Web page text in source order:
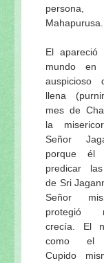
Las
Mahapurusa.
El apareció
mundo
auspicioso
llena
mes de
la
Señor
porque él
predicar
de Sri
Señor
protegió
crecía. El
como el
Cupido